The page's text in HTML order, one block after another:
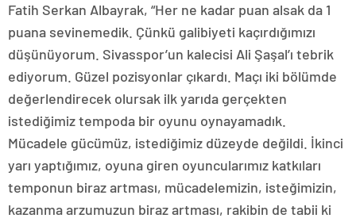
Fatih Serkan Albayrak, “Her ne kadar puan alsak da 1
puana sevinemedik. Çünkü galibiyeti kaçırdığımızı
düşünüyorum. Sivasspor’un kalecisi Ali Şaşal’ı tebrik
ediyorum. Güzel pozisyonlar çıkardı. Maçı iki bölümde
değerlendirecek olursak ilk yarıda gerçekten
istediğimiz tempoda bir oyunu oynayamadık.
Mücadele gücümüz, istediğimiz düzeyde değildi. İkinci
yarı yaptığımız, oyuna giren oyuncularımız katkıları
temponun biraz artması, mücadelemizin, isteğimizin,
kazanma arzumuzun biraz artması, rakibin de tabii ki